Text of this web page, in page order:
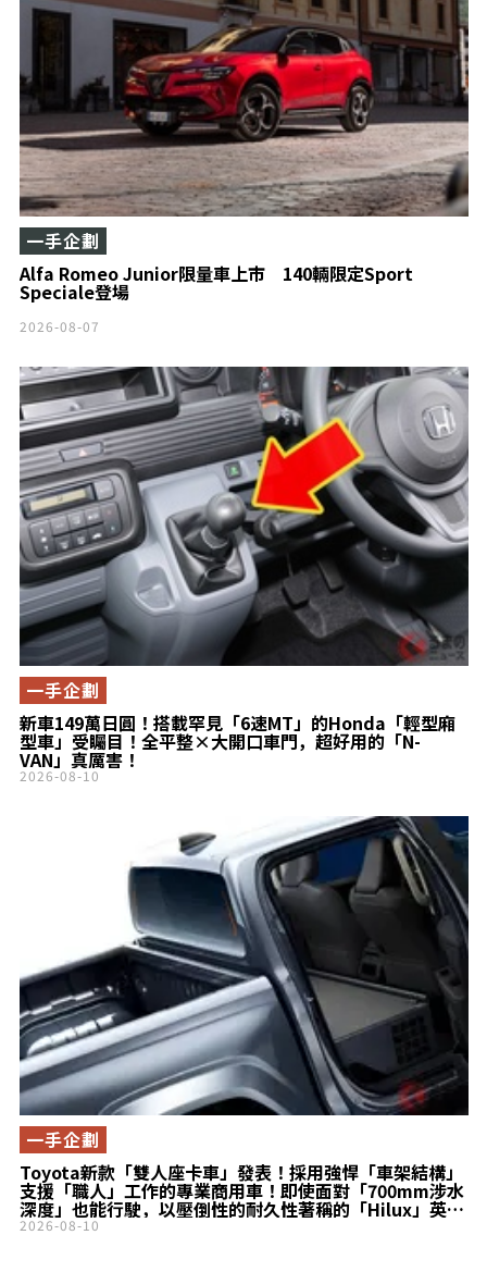
Alfa Romeo Junior限量車上市 140輛限定Sport
Speciale登場
一手企劃
2026-08-07
新車149萬日圓！搭載罕見「6速MT」的Honda「輕型廂
型車」受矚目！全平整×大開口車門，超好用的「N-
VAN」真厲害！
一手企劃
2026-08-10
Toyota新款「雙人座卡車」發表！採用強悍「車架結構」
支援「職人」工作的專業商用車！即使面對「700mm涉水
深度」也能行駛，以壓倒性的耐久性著稱的「Hilux」英國
特別規格究竟是什麼？
一手企劃
2026-08-10